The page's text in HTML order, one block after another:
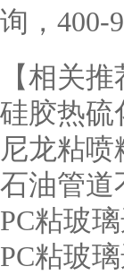
询，400-
【相关推
硅胶热硫
尼龙粘喷
石油管道
PC粘玻
PC粘玻